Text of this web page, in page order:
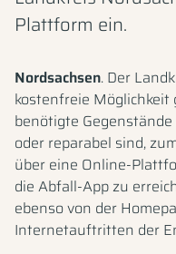
Plattform ein.
Nordsachsen. Der
kostenfreie
benötigte
oder reparabel sind,
über eine Online-
die Abfall-App zu
ebenso von der
Internetauftritten der